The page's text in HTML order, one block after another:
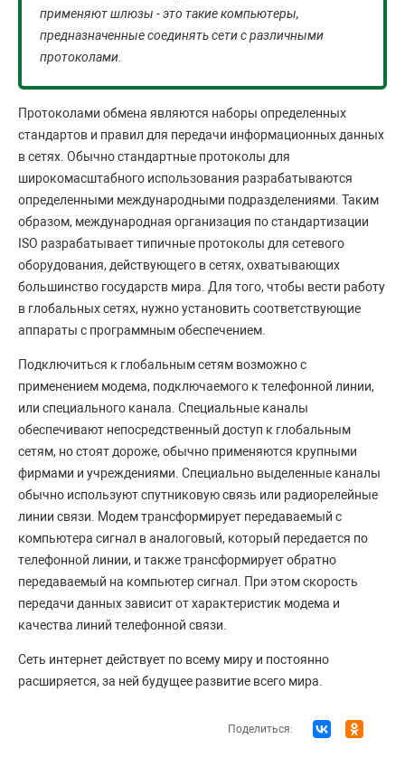
применяют шлюзы - это такие компьютеры,
предназначенные соединять сети с различными
протоколами.
Протоколами обмена являются наборы определенных
стандартов и правил для передачи информационных данных
в сетях. Обычно стандартные протоколы для
широкомасштабного использования разрабатываются
определенными международными подразделениями. Таким
образом, международная организация по стандартизации
ISO разрабатывает типичные протоколы для сетевого
оборудования, действующего в сетях, охватывающих
большинство государств мира. Для того, чтобы вести работу
в глобальных сетях, нужно установить соответствующие
аппараты с программным обеспечением.
Подключиться к глобальным сетям возможно с
применением модема, подключаемого к телефонной линии,
или специального канала. Специальные каналы
обеспечивают непосредственный доступ к глобальным
сетям, но стоят дороже, обычно применяются крупными
фирмами и учреждениями. Специально выделенные каналы
обычно используют спутниковую связь или радиорелейные
линии связи. Модем трансформирует передаваемый с
компьютера сигнал в аналоговый, который передается по
телефонной линии, и также трансформирует обратно
передаваемый на компьютер сигнал. При этом скорость
передачи данных зависит от характеристик модема и
качества линий телефонной связи.
Сеть интернет действует по всему миру и постоянно
расширяется, за ней будущее развитие всего мира.
Поделиться: